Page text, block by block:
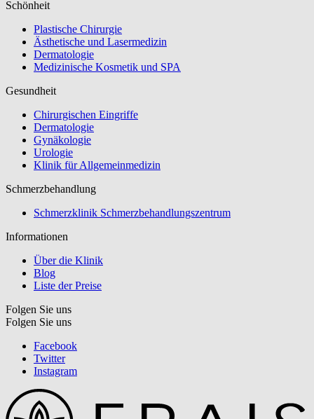
Schönheit
Plastische Chirurgie
Ästhetische und Lasermedizin
Dermatologie
Medizinische Kosmetik und SPA
Gesundheit
Chirurgischen Eingriffe
Dermatologie
Gynäkologie
Urologie
Klinik für Allgemeinmedizin
Schmerzbehandlung
Schmerzklinik Schmerzbehandlungszentrum
Informationen
Über die Klinik
Blog
Liste der Preise
Folgen Sie uns
Folgen Sie uns
Facebook
Twitter
Instagram